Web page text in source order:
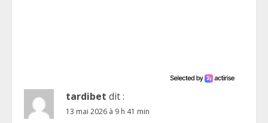
tardibet dit :
13 mai 2026 à 9 h 41 min